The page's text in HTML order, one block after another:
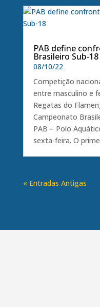
PAB define
Brasileiro Sub-18
08/10/22
Competição
entre masculino e
Regatas do
Campeonato
PAB – Polo
sexta-feira. O
« Entradas Antigas